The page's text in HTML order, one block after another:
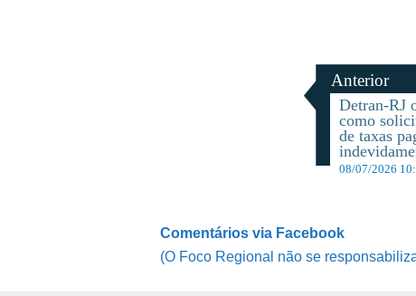
Anterior
Detran-RJ
como
de taxas
08/07/2026
Comentários via Facebook
(O Foco Regional não se